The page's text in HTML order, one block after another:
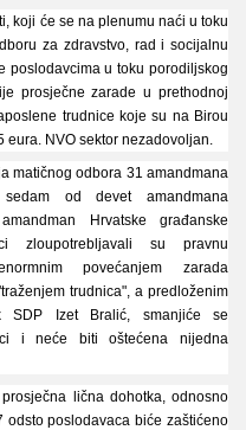
koji će se na plenumu naći u toku
za zdravstvo, rad i socijalnu
poslodavcima u toku porodiljskog
prosječne zarade u prethodnoj
trudnice kojesu na Birou
NVO sektor nezadovoljan.
matičnog odbora 31 amandmana
sedam od devet amandmana
Hrvatske građanske
zloupotrebljavali su pravnu
povećanjem zarada
trudnica", a predloženim
SDP
Izet Bralić, smanjiće se
i neće biti oštećena nijedna
lična dohotka, odnosno
odsto poslodavaca biće zaštićeno